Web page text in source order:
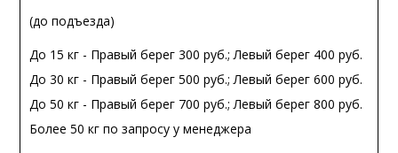
(до подъезда)
До 15 кг - Правый берег 300 руб.; Левый берег 400 руб.
До 30 кг - Правый берег 500 руб.; Левый берег 600 руб.
До 50 кг - Правый берег 700 руб.; Левый берег 800 руб.
Более 50 кг по запросу у менеджера